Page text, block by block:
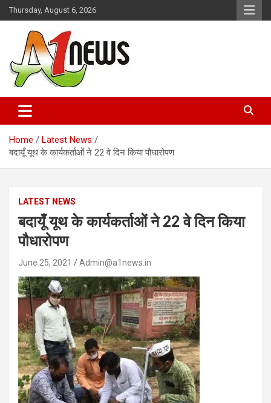
Skip
to
content
Thursday, August 6, 2026
A1news.in
Home
Latest News
बदायूँ यूथ के कार्यकर्ताओं ने 22 वे दिन किया पौधारोपण
LATEST NEWS
बदायूँ यूथ के कार्यकर्ताओं ने 22 वे दिन किया
पौधारोपण
June 25, 2021 Admin@a1news.in